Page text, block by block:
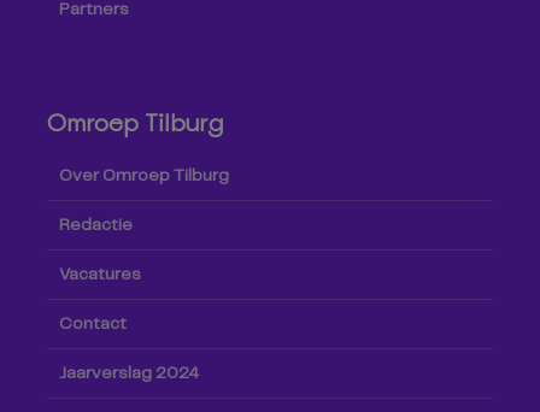
Partners
Omroep Tilburg
Over Omroep Tilburg
Redactie
Vacatures
Contact
Jaarverslag 2024